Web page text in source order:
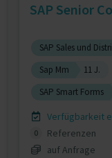
SAP Senior
SAP Sales und
Sap Mm
11 J.
SAP Smart Forms
Verfügbarkeit
0
Referenzen
auf Anfrage